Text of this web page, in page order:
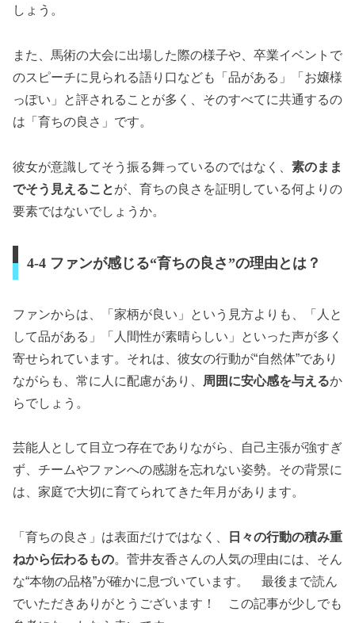
しょう。
また、馬術の大会に出場した際の様子や、卒業イベントで
のスピーチに見られる語り口なども「品がある」「お嬢様
っぽい」と評されることが多く、そのすべてに共通するの
は「育ちの良さ」です。
彼女が意識してそう振る舞っているのではなく、 素のまま
でそう見えることが、育ちの良さを証明している何よりの
要素ではないでしょうか。
4-4 ファンが感じる“育ちの良さ”の理由とは？
ファンからは、「家柄が良い」という見方よりも、「人と
して品がある」「人間性が素晴らしい」といった声が多く
寄せられています。それは、彼女の行動が“自然体”であり
ながらも、常に人に配慮があり、
周囲に安心感を与えるか
らでしょう。
芸能人として目立つ存在でありながら、自己主張が強すぎ
ず、チームやファンへの感謝を忘れない姿勢。その背景に
は、家庭で大切に育てられてきた年月があります。
「育ちの良さ」は表面だけではなく、
日々の行動の積み重
ねから伝わるもの。菅井友香さんの人気の理由には、そん
な“本物の品格”が確かに息づいています。 最後まで読ん
でいただきありがとうございます！ この記事が少しでも